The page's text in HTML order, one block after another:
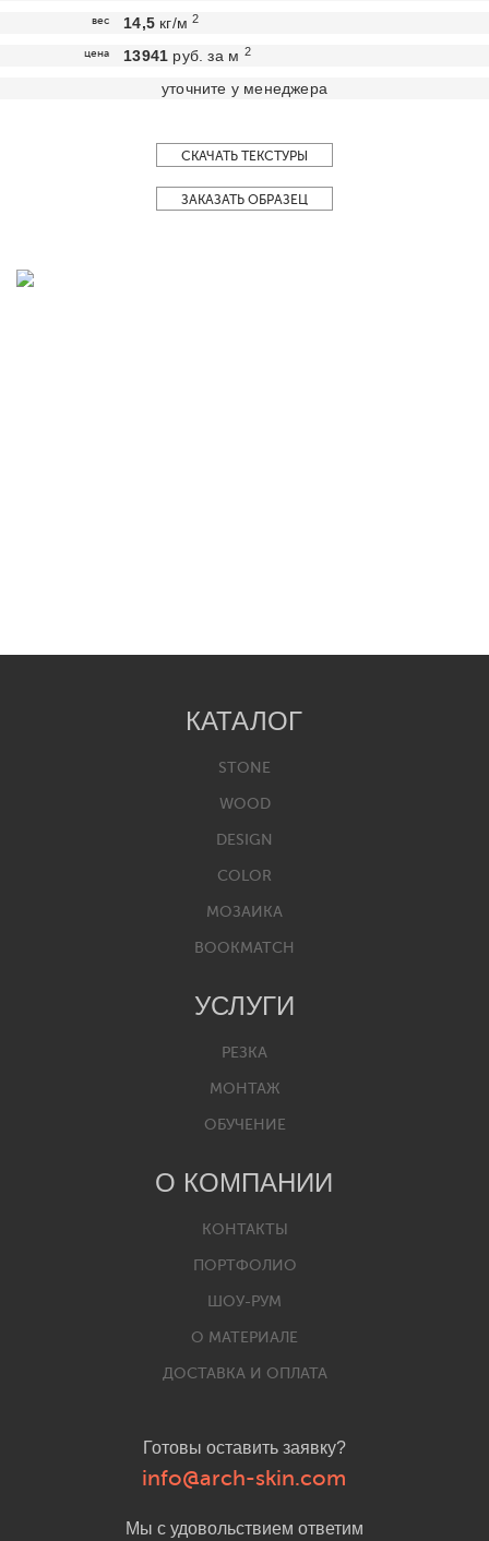
вес 14,5 кг/м2
цена 13941 руб. за м 2
уточните у менеджера
СКАЧАТЬ ТЕКСТУРЫ
ЗАКАЗАТЬ ОБРАЗЕЦ
Готовы оставить заявку?
info@arch-skin.com
Мы с удовольствием ответим
КАТАЛОГ
STONE
WOOD
DESIGN
COLOR
МОЗАИКА
BOOKMATCH
УСЛУГИ
РЕЗКА
МОНТАЖ
ОБУЧЕНИЕ
О КОМПАНИИ
КОНТАКТЫ
ПОРТФОЛИО
ШОУ-РУМ
О МАТЕРИАЛЕ
ДОСТАВКА И ОПЛАТА